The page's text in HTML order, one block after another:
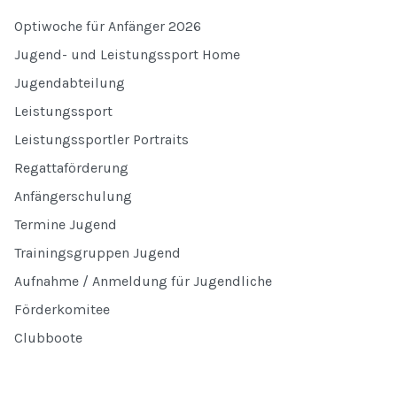
Optiwoche für Anfänger 2026
Jugend- und Leistungssport Home
Jugendabteilung
Leistungssport
Leistungssportler Portraits
Regattaförderung
Anfängerschulung
Termine Jugend
Trainingsgruppen Jugend
Aufnahme / Anmeldung für Jugendliche
Förderkomitee
Clubboote